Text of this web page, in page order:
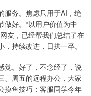
务。焦虑只用于AI，绝
做好。“以用户价值为中
友，已经帮我们总结了在
持续改进，日拱一卒。
。好了，不念经了，说
、周五的远程办公，大家
摸鱼技巧；客服同学今年